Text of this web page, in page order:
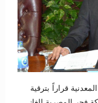
قراراً بترقية